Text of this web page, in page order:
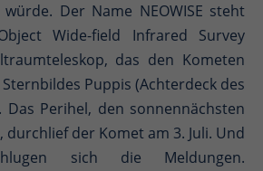
Der Name NEOWISE steht
Wide-field Infrared Survey
das den Kometen
Puppis (Achterdeck des
Das Perihel, den sonnennächsten
durchlief der Komet am 3. Juli. Und
sich die Meldungen.